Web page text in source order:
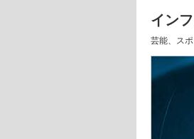
イン
芸能、ス